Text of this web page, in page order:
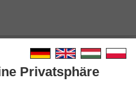
Privatsphäre